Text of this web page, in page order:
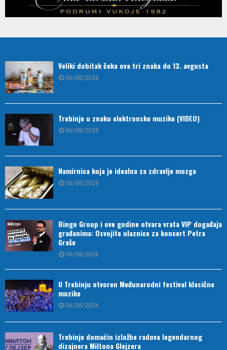
Veliki dobitak čeka ova tri znaka do 13. avgusta
06/08/2026
Trebinje u znaku elektronske muzike (VIDEO)
06/08/2026
Namirnica koja je idealna za zdravlje mozga
06/08/2026
Bingo Group i ove godine otvara vrata VIP događaja
građanima: Osvojite ulaznice za koncert Petra
Graše
06/08/2026
U Trebinju otvoren Međunarodni festival klasične
muzike
06/08/2026
Trebinje domaćin izložbe radova legendarnog
dizajnera Miltona Glejzera